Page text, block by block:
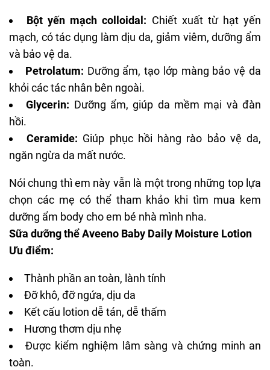
Bột yến mạch colloidal: Chiết xuất từ hạt yến
mạch, có tác dụng làm dịu da, giảm viêm, dưỡng ẩm
và bảo vệ da.
Petrolatum: Dưỡng ẩm, tạo lớp màng bảo vệ da
khỏi các tác nhân bên ngoài.
Glycerin: Dưỡng ẩm, giúp da mềm mại và đàn
hồi.
Ceramide: Giúp phục hồi hàng rào bảo vệ da,
ngăn ngừa da mất nước.
Nói chung thì em này vẫn là một trong những top lựa
chọn các mẹ có thể tham khảo khi tìm mua kem
dưỡng ẩm body cho em bé nhà mình nha.
Sữa dưỡng thể Aveeno Baby Daily Moisture Lotion
Ưu điểm:
Thành phần an toàn, lành tính
Đỡ khô, đỡ ngứa, dịu da
Kết cấu lotion dễ tán, dễ thấm
Hương thơm dịu nhẹ
Được kiểm nghiệm lâm sàng và chứng minh an
toàn.